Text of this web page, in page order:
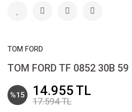
TOM FORD
TOM FORD TF 0852 30B 59
%15 14.955 TL
17.594 TL